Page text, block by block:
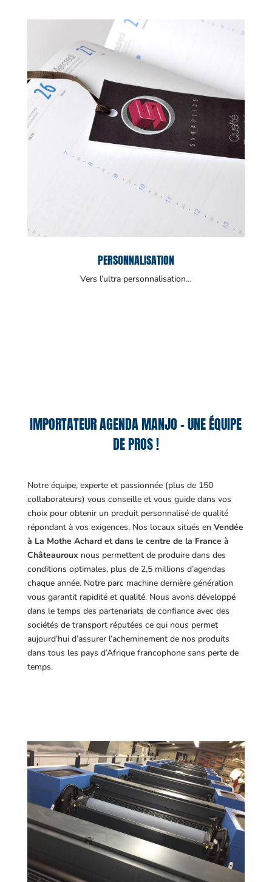
PERSONNALISATION
Vers l’ultra personnalisation…
IMPORTATEUR AGENDA MANJO – UNE ÉQUIPE
DE PROS !
Notre équipe, experte et passionnée (plus de 150
collaborateurs) vous conseille et vous guide dans vos
choix pour obtenir un produit personnalisé de qualité
répondant à vos exigences. Nos locaux situés en Vendée
à La Mothe Achard et dans le centre de la France à
Châteauroux nous permettent de produire dans des
conditions optimales, plus de 2,5 millions d’agendas
chaque année. Notre parc machine dernière génération
vous garantit rapidité et qualité. Nous avons développé
dans le temps des partenariats de confiance avec des
sociétés de transport réputées ce qui nous permet
aujourd’hui d’assurer l’acheminement de nos produits
dans tous les pays d’Afrique francophone sans perte de
temps.